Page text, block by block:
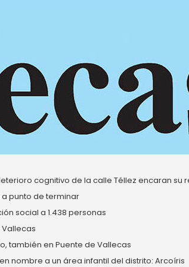
cognitivo de la calle Téllez encaran su
punto de terminar
social a 1.438 personas
Vallecas
también en Puente de Vallecas
nombre a un área infantil del distrito: Arcoíris